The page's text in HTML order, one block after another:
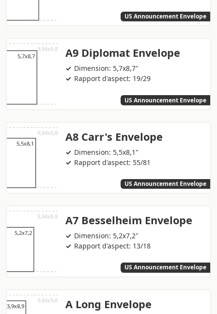
US Announcement Envelope
A9 Diplomat Envelope
Dimension: 5,7x8,7"
Rapport d'aspect: 19/29
US Announcement Envelope
A8 Carr's Envelope
Dimension: 5,5x8,1"
Rapport d'aspect: 55/81
US Announcement Envelope
A7 Besselheim Envelope
Dimension: 5,2x7,2"
Rapport d'aspect: 13/18
US Announcement Envelope
A Long Envelope